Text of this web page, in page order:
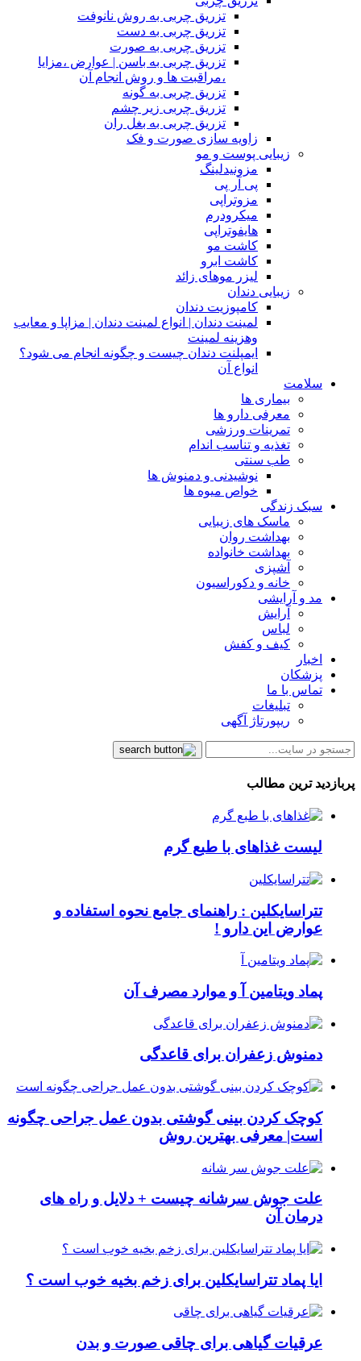
تزریق چربی به روش نانوفت
تزریق چربی به دست
تزریق چربی به صورت
تزریق چربی به باسن | عوارض ،مزایا
،مراقبت ها و روش انجام آن
تزریق چربی به گونه
تزریق چربی زیر چشم
تزریق چربی به بغل ران
زاویه سازی صورت و فک
زیبایی پوست و مو
مزونیدلینگ
پی آر پی
مزوتراپی
میکرودرم
هایفوتراپی
کاشت مو
کاشت ابرو
لیزر موهای زائد
زیبایی دندان
کامپوزیت دندان
لمینت دندان | انواع لمینت دندان | مزاپا و معایب
وهزینه لمینت
ایمپلنت دندان چیست و چگونه انجام می شود؟
انواع آن
سلامت
بیماری ها
معرفی دارو ها
تمرینات ورزشی
تغذیه و تناسب اندام
طب سنتی
نوشیدنی و دمنوش ها
خواص میوه ها
سبک زندگی
ماسک های زیبایی
بهداشت روان
بهداشت خانواده
آشپزی
خانه و دکوراسیون
مد و آرایشی
آرایش
لباس
کیف و کفش
اخبار
پزشکان
تماس با ما
تبلیغات
ریپورتاژ آگهی
پربازدید ترین مطالب
لیست غذاهای با طبع گرم
تتراسایکلین : راهنمای جامع نحوه استفاده و
عوارض این دارو !
پماد ویتامین آ و موارد مصرف آن
دمنوش زعفران برای قاعدگی
کوچک کردن بینی گوشتی بدون عمل جراحی چگونه
است| معرفی بهترین روش
علت جوش سرشانه چیست + دلایل و راه های
درمان آن
ایا پماد تتراسایکلین برای زخم بخیه خوب است ؟
عرقیات گیاهی برای چاقی صورت و بدن